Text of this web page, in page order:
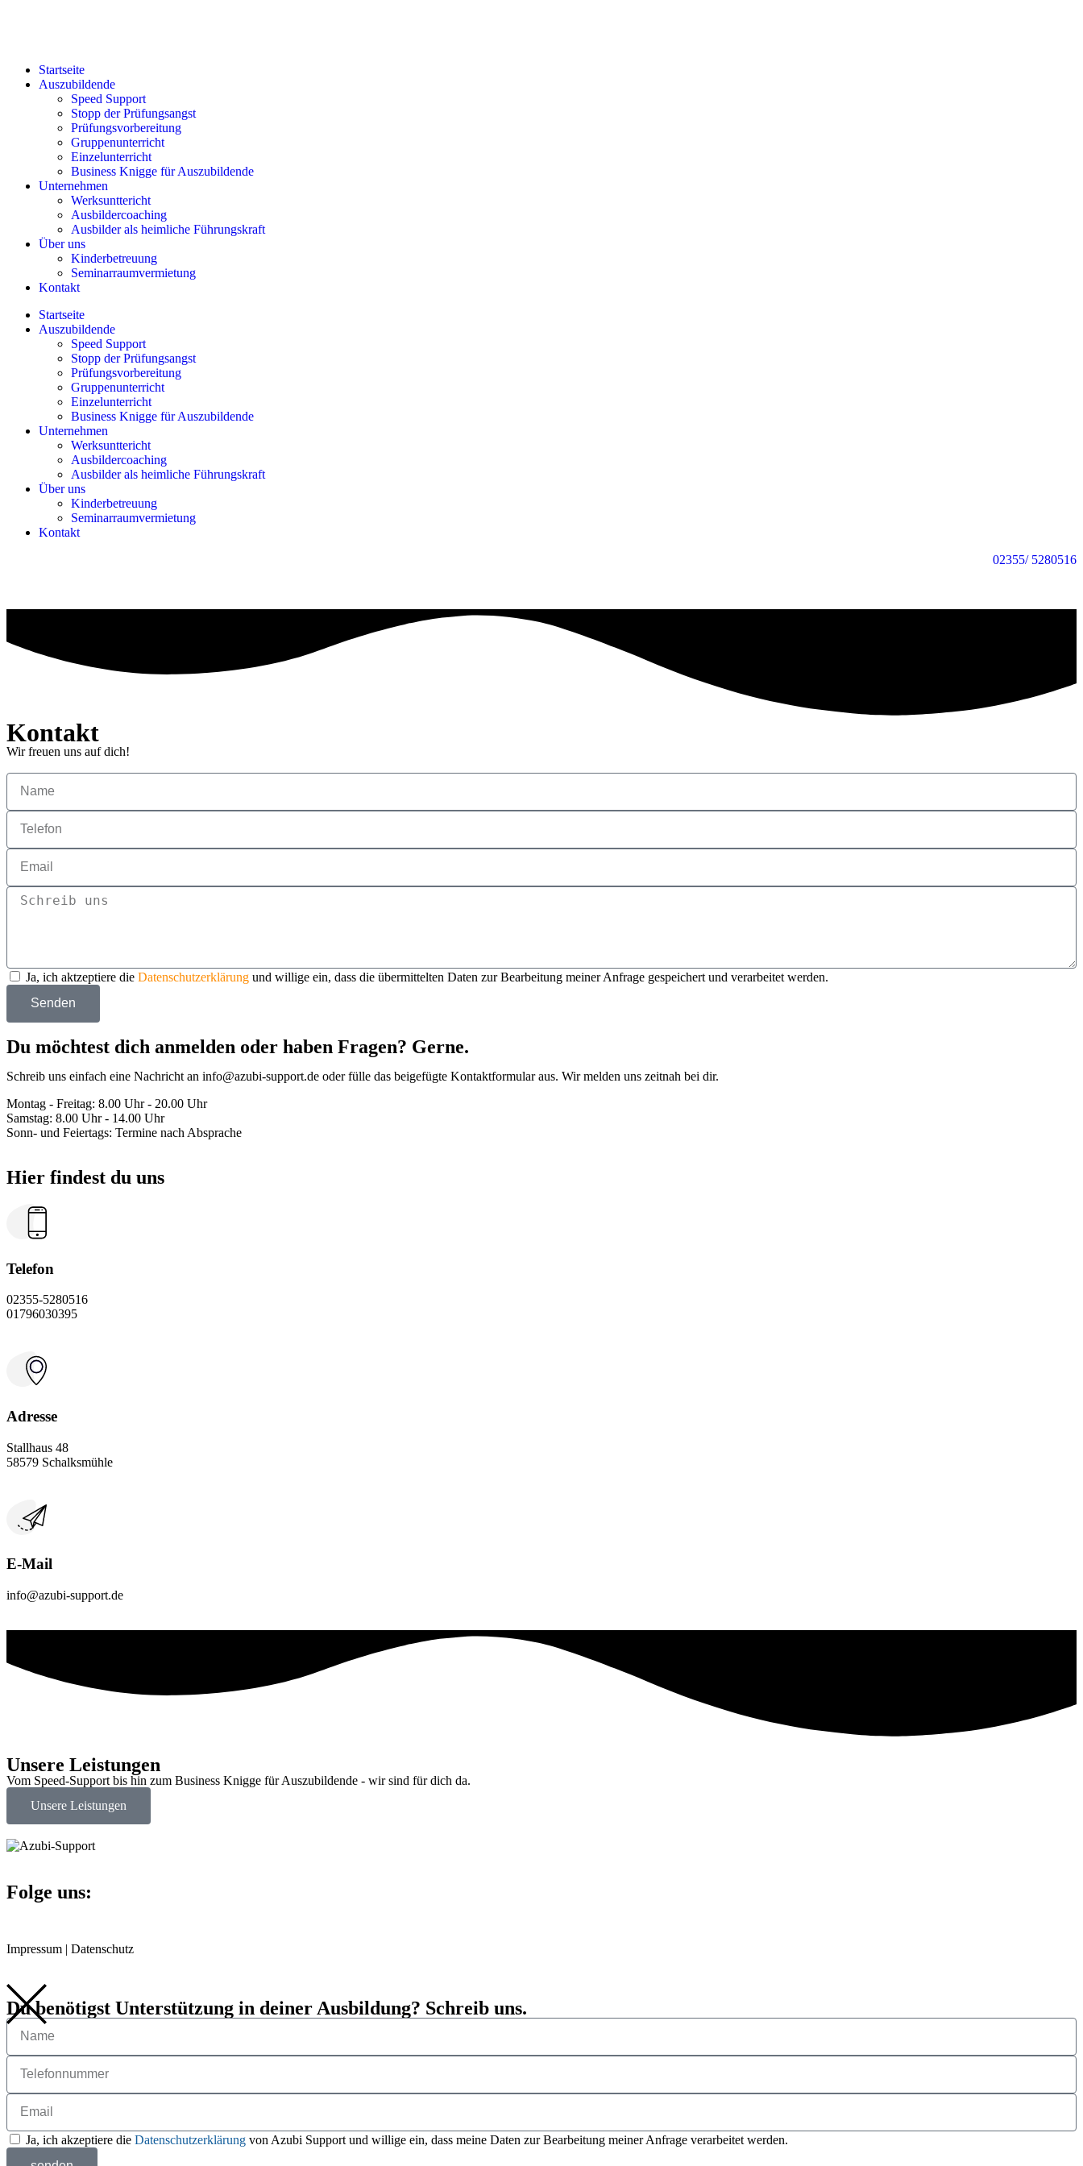
Startseite
Auszubildende
Speed Support
Stopp der Prüfungsangst
Prüfungsvorbereitung
Gruppenunterricht
Einzelunterricht
Business Knigge für Auszubildende
Unternehmen
Werksunttericht
Ausbildercoaching
Ausbilder als heimliche Führungskraft
Über uns
Kinderbetreuung
Seminarraumvermietung
Kontakt
Startseite
Auszubildende
Speed Support
Stopp der Prüfungsangst
Prüfungsvorbereitung
Gruppenunterricht
Einzelunterricht
Business Knigge für Auszubildende
Unternehmen
Werksunttericht
Ausbildercoaching
Ausbilder als heimliche Führungskraft
Über uns
Kinderbetreuung
Seminarraumvermietung
Kontakt
02355/ 5280516
Kontakt
Wir freuen uns auf dich!
Ja, ich aktzeptiere die Datenschutzerklärung und willige ein, dass die übermittelten Daten zur Bearbeitung meiner Anfrage gespeichert und verarbeitet werden.
Senden
Du möchtest dich anmelden oder haben Fragen? Gerne.
Schreib uns einfach eine Nachricht an info@azubi-support.de oder fülle das beigefügte Kontaktformular aus. Wir melden uns zeitnah bei dir.
Montag - Freitag: 8.00 Uhr - 20.00 Uhr
Samstag: 8.00 Uhr - 14.00 Uhr
Sonn- und Feiertags: Termine nach Absprache
Hier findest du uns
Telefon
02355-5280516
01796030395
Adresse
Stallhaus 48
58579 Schalksmühle
E-Mail
info@azubi-support.de
Unsere Leistungen
Vom Speed-Support bis hin zum Business Knigge für Auszubildende - wir sind für dich da.
Unsere Leistungen
Folge uns:
Impressum | Datenschutz
Du benötigst Unterstützung in deiner Ausbildung? Schreib uns.
Ja, ich akzeptiere die Datenschutzerklärung von Azubi Support und willige ein, dass meine Daten zur Bearbeitung meiner Anfrage verarbeitet werden.